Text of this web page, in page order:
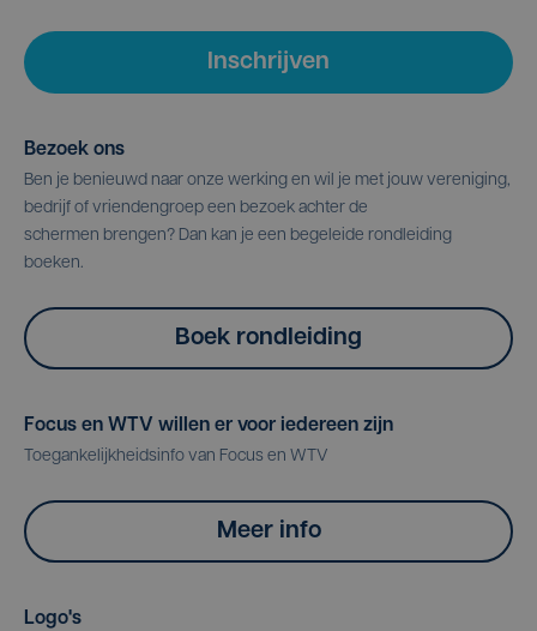
Inschrijven
Bezoek ons
Ben je benieuwd naar onze werking en wil je met jouw vereniging,
bedrijf of vriendengroep een bezoek achter de
schermen brengen? Dan kan je een begeleide rondleiding
boeken.
Boek rondleiding
Focus en WTV willen er voor iedereen zijn
Toegankelijkheidsinfo van Focus en WTV
Meer info
Logo's